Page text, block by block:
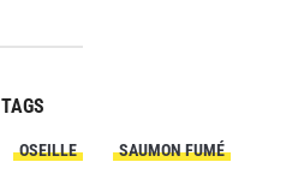
TAGS
OSEILLE SAUMON FUMÉ